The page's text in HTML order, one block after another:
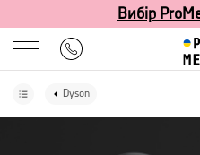
Вибір
Dyson